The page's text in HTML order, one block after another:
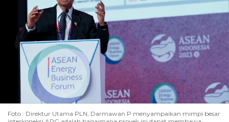
Foto : Direktur Utama PLN, Darmawan P menyampaikan mimpi besar